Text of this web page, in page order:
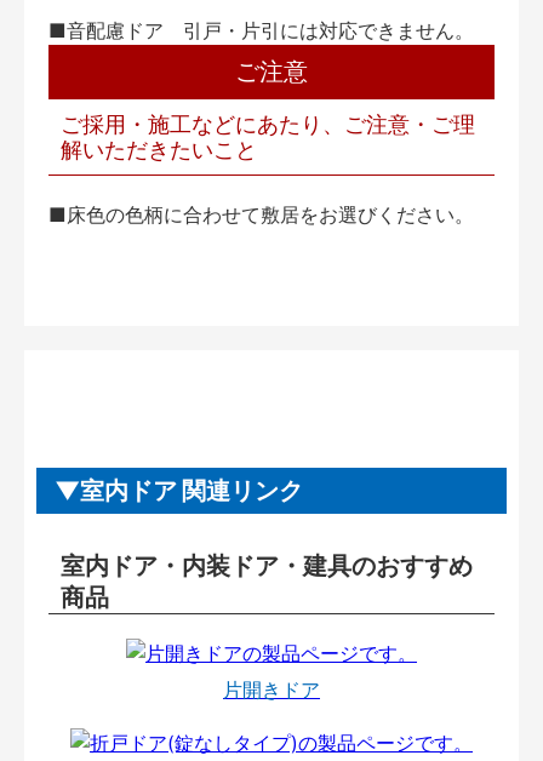
■音配慮ドア 引戸・片引には対応できません。
ご注意
ご採用・施工などにあたり、ご注意・ご理
解いただきたいこと
■床色の色柄に合わせて敷居をお選びください。
室内ドア 関連リンク
室内ドア・内装ドア・建具のおすすめ
商品
片開きドア